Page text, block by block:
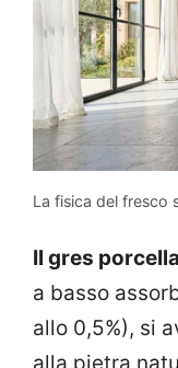
La fisica del fresco
Il gres
a basso
allo 0,5%), si